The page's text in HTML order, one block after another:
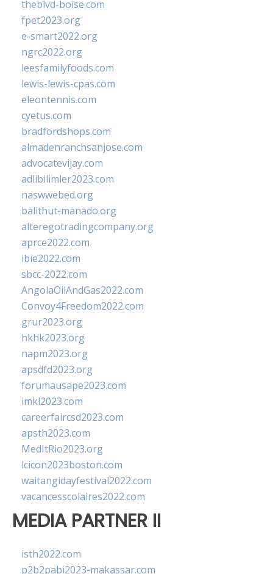
theblvd-boise.com
fpet2023.org
e-smart2022.org
ngrc2022.org
leesfamilyfoods.com
lewis-lewis-cpas.com
eleontennis.com
cyetus.com
bradfordshops.com
almadenranchsanjose.com
advocatevijay.com
adlibilimler2023.com
naswwebed.org
balithut-manado.org
alteregotradingcompany.org
aprce2022.com
ibie2022.com
sbcc-2022.com
AngolaOilAndGas2022.com
Convoy4Freedom2022.com
grur2023.org
hkhk2023.org
napm2023.org
apsdfd2023.org
forumausape2023.com
imkl2023.com
careerfaircsd2023.com
apsth2023.com
MedItRio2023.org
lcicon2023boston.com
waitangidayfestival2022.com
vacancesscolaires2022.com
MEDIA PARTNER II
isth2022.com
p2b2pabi2023-makassar.com